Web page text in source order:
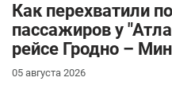
Как перехватили
пассажиров у
рейсе Гродно –
05 августа 2026